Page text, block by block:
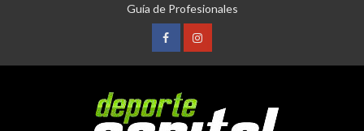
Guía de Profesionales